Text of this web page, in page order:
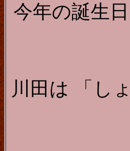
今年の誕生
川田は 「し